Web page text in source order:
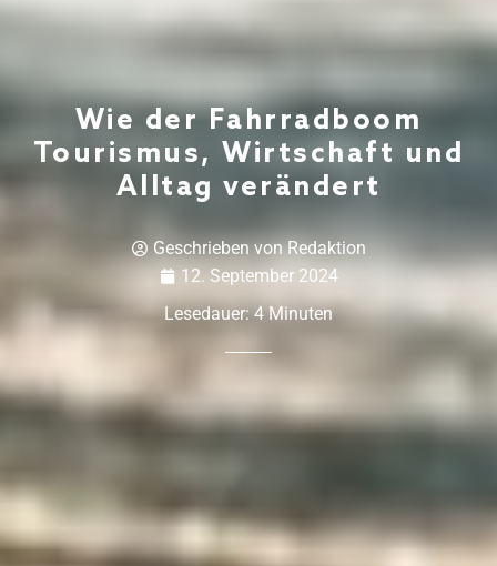
Wie der Fahrradboom
Tourismus, Wirtschaft und
Alltag verändert
Geschrieben vonRedaktion
12. September 2024
Lesedauer: 4 Minuten